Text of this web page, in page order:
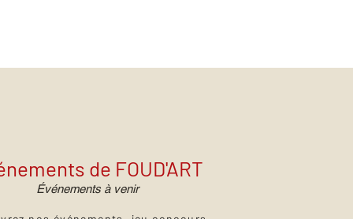
de FOUD'ART
Événements à venir